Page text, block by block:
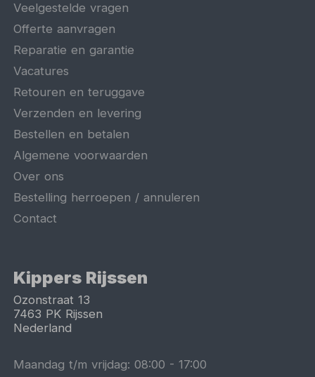
Veelgestelde vragen
Offerte aanvragen
Reparatie en garantie
Vacatures
Retouren en teruggave
Verzenden en levering
Bestellen en betalen
Algemene voorwaarden
Over ons
Bestelling herroepen / annuleren
Contact
Kippers Rijssen
Ozonstraat 13
7463 PK Rijssen
Nederland
Maandag t/m vrijdag:08:00 -17:00